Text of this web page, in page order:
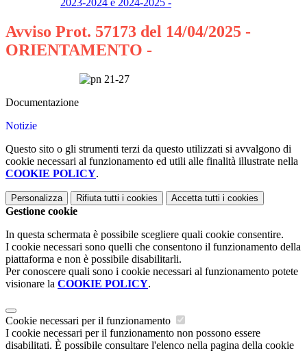
2023-2024 e 2024-2025 -
Avviso Prot. 57173 del 14/04/2025 -
ORIENTAMENTO -
Documentazione
Notizie
Questo sito o gli strumenti terzi da questo utilizzati si avvalgono di
cookie necessari al funzionamento ed utili alle finalità illustrate nella
COOKIE POLICY.
Personalizza Rifiuta tutti i cookies Accetta tutti i cookies
Gestione cookie
In questa schermata è possibile scegliere quali cookie consentire.
I cookie necessari sono quelli che consentono il funzionamento della
piattaforma e non è possibile disabilitarli.
Per conoscere quali sono i cookie necessari al funzionamento potete
visionare la COOKIE POLICY.
Cookie necessari per il funzionamento
I cookie necessari per il funzionamento non possono essere
disabilitati. È possibile consultare l'elenco nella pagina della cookie